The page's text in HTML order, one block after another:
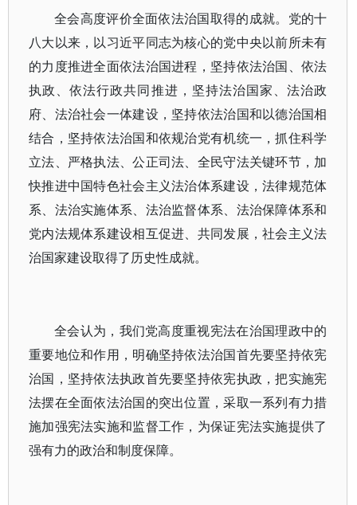
全会高度评价全面依法治国取得的成就。党的十
八大以来，以习近平同志为核心的党中央以前所未有
的力度推进全面依法治国进程，坚持依法治国、依法
执政、依法行政共同推进，坚持法治国家、法治政
府、法治社会一体建设，坚持依法治国和以德治国相
结合，坚持依法治国和依规治党有机统一，抓住科学
立法、严格执法、公正司法、全民守法关键环节，加
快推进中国特色社会主义法治体系建设，法律规范体
系、法治实施体系、法治监督体系、法治保障体系和
党内法规体系建设相互促进、共同发展，社会主义法
治国家建设取得了历史性成就。
全会认为，我们党高度重视宪法在治国理政中的
重要地位和作用，明确坚持依法治国首先要坚持依宪
治国，坚持依法执政首先要坚持依宪执政，把实施宪
法摆在全面依法治国的突出位置，采取一系列有力措
施加强宪法实施和监督工作，为保证宪法实施提供了
强有力的政治和制度保障。